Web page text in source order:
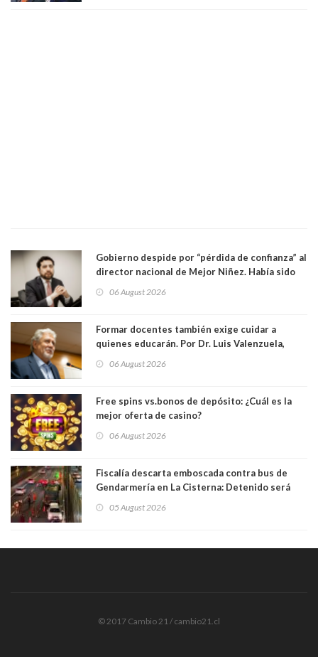
Gobierno despide por “pérdida de confianza” al
director nacional de Mejor Niñez. Había sido
06 August 2026
Formar docentes también exige cuidar a
quienes educarán. Por Dr. Luis Valenzuela,
Académicos U. Católica Silva Henríquez
06 August 2026
Free spins vs.bonos de depósito: ¿Cuál es la
mejor oferta de casino?
06 August 2026
Fiscalía descarta emboscada contra bus de
Gendarmería en La Cisterna: Detenido será
05 August 2026
© 2017 Cambio 21 / cambio21.cl